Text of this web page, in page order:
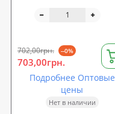
702,00грн. --0%
703,00грн.
Подробнее Оптовые
цены
Нет в наличии